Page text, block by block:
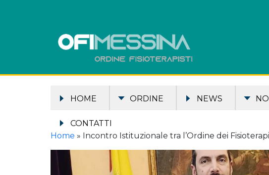
HOME ORDINE NEWS
CONTATTI
Home » Incontro Istituzionale tra l’Ordine dei